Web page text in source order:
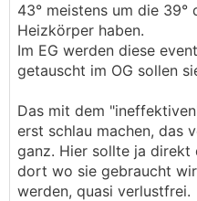
43° meistens um die
Heizkörper haben.
Im EG werden diese
getauscht im OG sollen
Das mit dem
erst schlau machen, das
ganz. Hier sollte ja direkt
dort wo sie gebraucht
werden, quasi verlustfrei.